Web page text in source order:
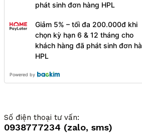
phát sinh đơn hàng HPL
Giảm 5% – tối đa 200.000đ khi
chọn kỳ hạn 6 & 12 tháng cho
khách hàng đã phát sinh đơn
HPL
Powered by
Số điện thoại tư vấn:
0938777234 (zalo, sms)